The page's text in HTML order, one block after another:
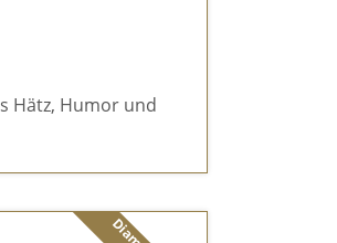
Hätz, Humor und